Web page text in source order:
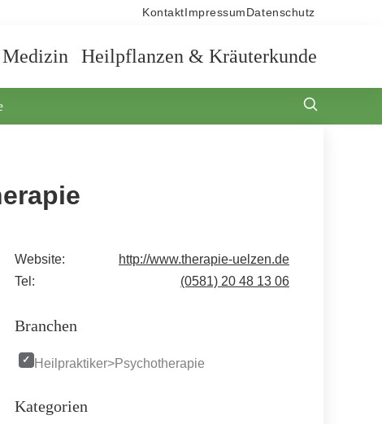
Kontakt Impressum Datenschutz
Heilpflanzen & Kräuterkunde
Website:
http://www.therapie-uelzen.de
Tel:
(0581) 20 48 13 06
Branchen
Heilpraktiker>Psychotherapie
Kategorien